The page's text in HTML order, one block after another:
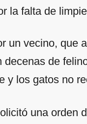
la falta de
un vecino, que
de
y los gatos no
una orden